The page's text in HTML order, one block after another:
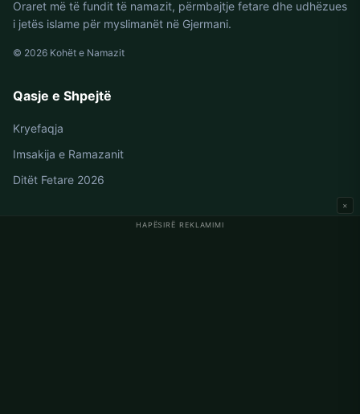
HAPËSIRË REKLAMIMI
×
Oraret më të fundit të namazit, përmbajtje fetare dhe udhëzues
i jetës islame për myslimanët në Gjermani.
© 2026 Kohët e Namazit
Qasje e Shpejtë
Kryefaqja
Imsakija e Ramazanit
Ditët Fetare 2026
Oraret e Namazit në Gjermani